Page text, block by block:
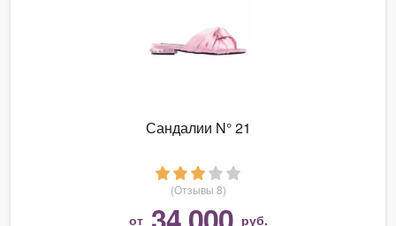
Сандалии N° 21
(Отзывы 8)
от руб.